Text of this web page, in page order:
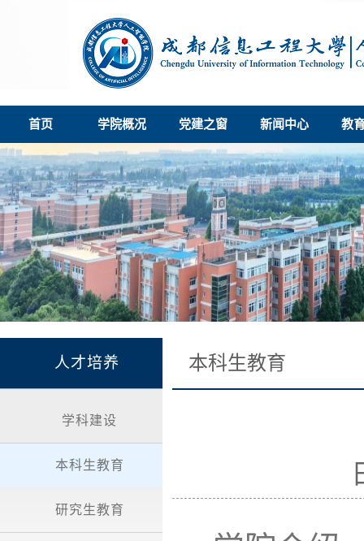
首页 学院概况 党建之窗 新闻中心 教
人才培养
学科建设
本科生教育
研究生教育
本科生教育